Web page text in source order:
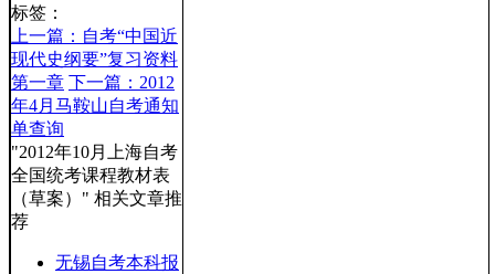
标签：
上一篇：自考“中国近
现代史纲要”复习资料
第一章 下一篇：2012
年4月马鞍山自考通知
单查询
"2012年10月上海自考
全国统考课程教材表
（草案）" 相关文章推
荐
无锡自考本科报